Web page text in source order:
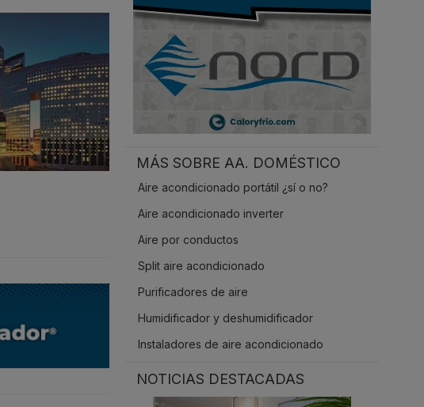
MÁS SOBRE AA. DOMÉSTICO
Aire acondicionado portátil ¿sí o no?
Aire acondicionado inverter
Aire por conductos
Split aire acondicionado
Purificadores de aire
Humidificador y deshumidificador
Instaladores de aire acondicionado
NOTICIAS DESTACADAS